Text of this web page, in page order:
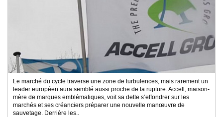
Le marché du cycle traverse une zone de turbulences, mais rarement un
leader européen aura semblé aussi proche de la rupture. Accell, maison-
mère de marques emblématiques, voit sa dette s’effondrer sur les
marchés et ses créanciers préparer une nouvelle manœuvre de
sauvetage. Derrière les..